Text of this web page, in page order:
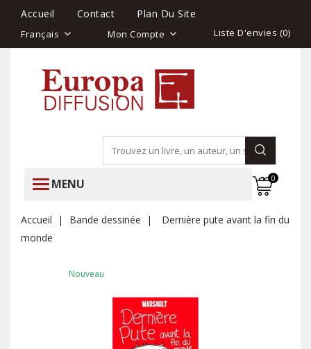
Accueil Contact Plan Du Site
Français Mon Compte Liste D'envies (0)
MENU 0
Accueil Bande dessinée
Dernière pute avant la fin du
monde
Nouveau